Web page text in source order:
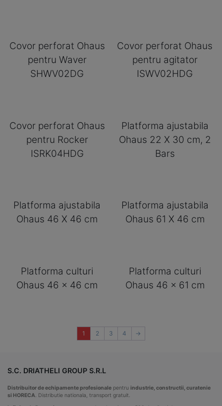
Covor perforat Ohaus
pentru Waver
SHWV02DG
Covor perforat Ohaus
pentru agitator
ISWV02HDG
Covor perforat Ohaus
pentru Rocker
ISRK04HDG
Platforma ajustabila
Ohaus 22 X 30 cm, 2
Bars
Platforma ajustabila
Ohaus 46 X 46 cm
Platforma ajustabila
Ohaus 61 X 46 cm
Platforma culturi
Ohaus 46 x 46 cm
Platforma culturi
Ohaus 46 x 61 cm
1 2 3 4 →
S.C. DRIATHELI GROUP S.R.L
Distribuitor de echipamente profesionale pentru industrie, constructii, curatenie
si HORECA. Distributie nationala, transport gratuit.